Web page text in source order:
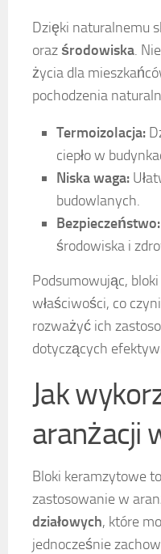
Dzięki naturalnemu
oraz środowiska.
życia dla
pochodzenia
Termoizolacja:
ciepło w
Niska waga:
budowlanych.
Bezpieczeństwo:
środowiska i
Podsumowując,
właściwości, co
rozważyć ich
dotyczących
Jak
aranżacji
Bloki keramzytowe
zastosowanie w
działowych, które
jednocześnie